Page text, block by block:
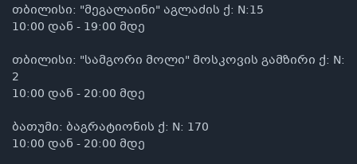
თბილისი: "მეგალაინი" აგლაძის ქ: N:15
10:00 დან - 19:00 მდე
თბილისი: "სამგორი მოლი" მოსკოვის გამზირი ქ: N:
2
10:00 დან - 20:00 მდე
ბათუმი: ბაგრატიონის ქ: N: 170
10:00 დან - 20:00 მდე